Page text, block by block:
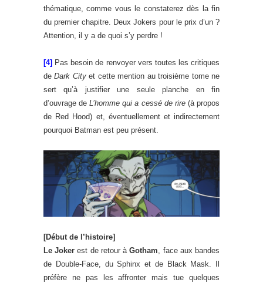
thématique, comme vous le constaterez dès la fin
du premier chapitre. Deux Jokers pour le prix d’un ?
Attention, il y a de quoi s’y perdre !
[4] Pas besoin de renvoyer vers toutes les critiques
deDark Cityet cette mention au troisième tome ne
sert qu’à justifier une seule planche en fin
d’ouvrage deL’homme qui a cessé de rire(à propos
de Red Hood) et, éventuellement et indirectement
pourquoi Batman est peu présent.
[Début de l’histoire]
Le Joker est de retour àGotham, face aux bandes
de Double-Face, du Sphinx et de Black Mask. Il
préfère ne pas les affronter mais tue quelques